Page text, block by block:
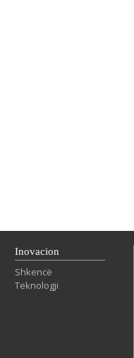
Inovacion
Shkencë
Teknologji